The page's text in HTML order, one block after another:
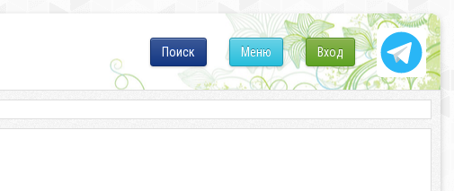
Вход
Меню
Поиск